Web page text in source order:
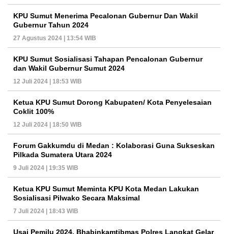
KPU Sumut Menerima Pecalonan Gubernur Dan Wakil
Gubernur Tahun 2024
27 Agustus 2024 | 13:54 WIB
KPU Sumut Sosialisasi Tahapan Pencalonan Gubernur
dan Wakil Gubernur Sumut 2024
12 Juli 2024 | 18:53 WIB
Ketua KPU Sumut Dorong Kabupaten/ Kota Penyelesaian
Coklit 100%
12 Juli 2024 | 18:50 WIB
Forum Gakkumdu di Medan : Kolaborasi Guna Sukseskan
Pilkada Sumatera Utara 2024
9 Juli 2024 | 19:35 WIB
Ketua KPU Sumut Meminta KPU Kota Medan Lakukan
Sosialisasi Pilwako Secara Maksimal
7 Juli 2024 | 18:43 WIB
Usai Pemilu 2024, Bhabinkamtibmas Polres Langkat Gelar